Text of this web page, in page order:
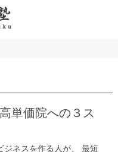
単価院への３ス
ジネスを作る人が、 最短